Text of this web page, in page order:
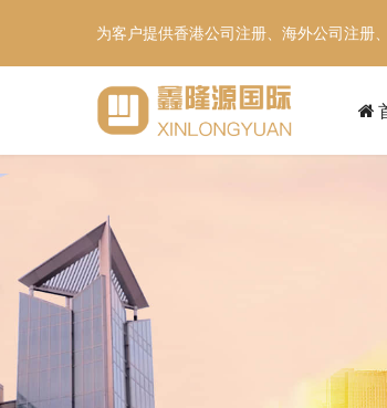
为客户提供香港公司注册、海外公司注册